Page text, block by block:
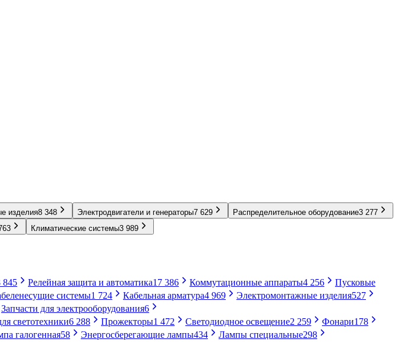
изделия8 348 Электродвигатели и генераторы7 629 Распределительное оборудование3 277
Климатические системы3 989
845 Релейная защита и автоматика17 386 Коммутационные аппараты4 256
Пусковые
системы1 724 Кабельная арматура4 969 Электромонтажные изделия527
Запчасти для электрооборудования6
светотехники6 288 Прожекторы1 472 Светодиодное освещение2 259 Фонари178
галогенная58 Энергосберегающие лампы434 Лампы специальные298